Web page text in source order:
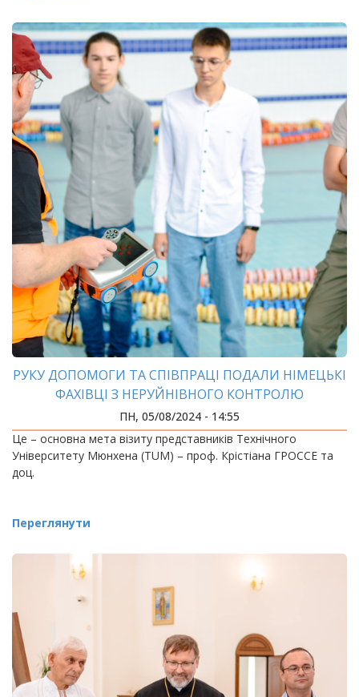
РУКУ ДОПОМОГИ ТА СПІВПРАЦІ ПОДАЛИ НІМЕЦЬКІ
ФАХІВЦІ З НЕРУЙНІВНОГО КОНТРОЛЮ
ПН, 05/08/2024 - 14:55
Це – основна мета візиту представників Технічного
Університету Мюнхена (TUM) – проф. Крістіана ГРОССЕ та
доц.
Переглянути